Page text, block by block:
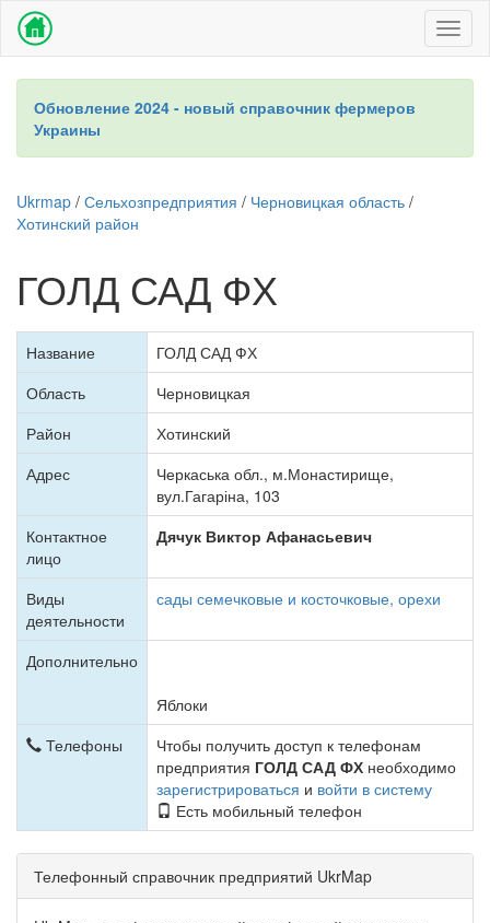
Обновление 2024 - новый справочник фермеров
Украины
Ukrmap / Сельхозпредприятия / Черновицкая область /
Хотинский район
ГОЛД САД ФХ
Название
ГОЛД САД ФХ
Область
Черновицкая
Район
Хотинский
Адрес
Черкаська обл., м.Монастирище,
вул.Гагаріна, 103
Контактное
лицо
Дячук Виктор Афанасьевич
Виды
деятельности
сады семечковые и косточковые, орехи
Дополнительно
Яблоки
Телефоны
Чтобы получить доступ к телефонам
предприятия ГОЛД САД ФХ необходимо
зарегистрироваться и войти в систему
Есть мобильный телефон
Телефонный справочник предприятий UkrMap